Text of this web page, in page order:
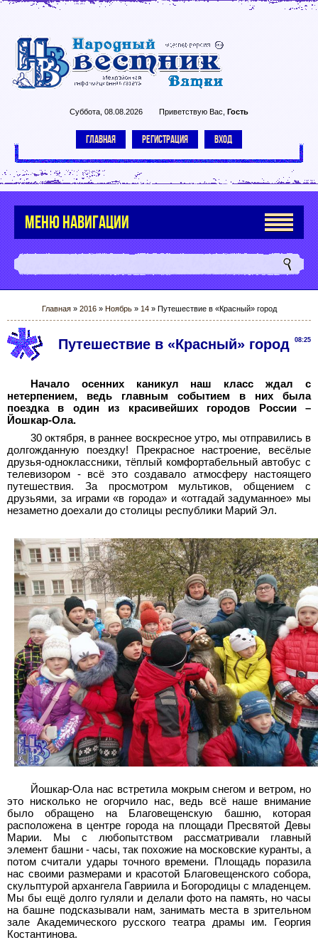
Суббота, 08.08.2026 Приветствую Вас Гость
ГЛАВНАЯ РЕГИСТРАЦИЯ ВХОД
МЕНЮ НАВИГАЦИИ
Главная» 2016 » Ноябрь » 14» Путешествие в «Красный» город
08:25
Путешествие в «Красный» город
Начало осенних каникул наш класс ждал с
нетерпением, ведь главным событием в них была
поездка в один из красивейших городов России –
Йошкар-Ола.
30 октября, в раннее воскресное утро, мы отправились в
долгожданную поездку! Прекрасное настроение, весёлые
друзья-одноклассники, тёплый комфортабельный автобус с
телевизором - всё это создавало атмосферу настоящего
путешествия. За просмотром мультиков, общением с
друзьями, за играми «в города» и «отгадай задуманное» мы
незаметно доехали до столицы республики Марий Эл.
Йошкар-Ола нас встретила мокрым снегом и ветром, но
это нисколько не огорчило нас, ведь всё наше внимание
было обращено на Благовещенскую башню, которая
расположена в центре города на площади Пресвятой Девы
Марии. Мы с любопытством рассматривали главный
элемент башни - часы, так похожие на московские куранты, а
потом считали удары точного времени. Площадь поразила
нас своими размерами и красотой Благовещенского собора,
скульптурой архангела Гавриила и Богородицы с младенцем.
Мы бы ещё долго гуляли и делали фото на память, но часы
на башне подсказывали нам, занимать места в зрительном
зале Академического русского театра драмы им. Георгия
Костантинова.